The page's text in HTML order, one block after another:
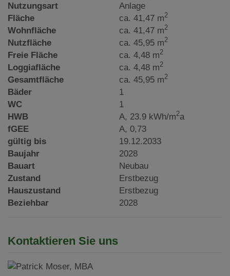
Nutzungsart
Anlage
Fläche
ca. 41,47 m2
Wohnfläche ca. 41,47 m2
Nutzfläche ca. 45,95 m2
Freie Fläche ca. 4,48 m2
Loggiafläche ca. 4,48 m2
Gesamtfläche ca. 45,95 m2
Bäder
1
WC
1
HWB
A, 23.9 kWh/m2a
fGEE
A, 0,73
gültig bis
19.12.2033
Baujahr
2028
Bauart
Neubau
Zustand
Erstbezug
Hauszustand
Erstbezug
Beziehbar
2028
Kontaktieren Sie uns